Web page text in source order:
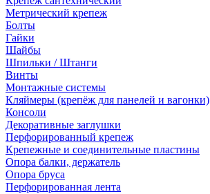
Метрический крепеж
Болты
Гайки
Шайбы
Шпильки / Штанги
Винты
Монтажные системы
Кляймеры (крепёж для панелей и вагонки)
Консоли
Декоративные заглушки
Перфорированный крепеж
Крепежные и соединительные пластины
Опора балки, держатель
Опора бруса
Перфорированная лента